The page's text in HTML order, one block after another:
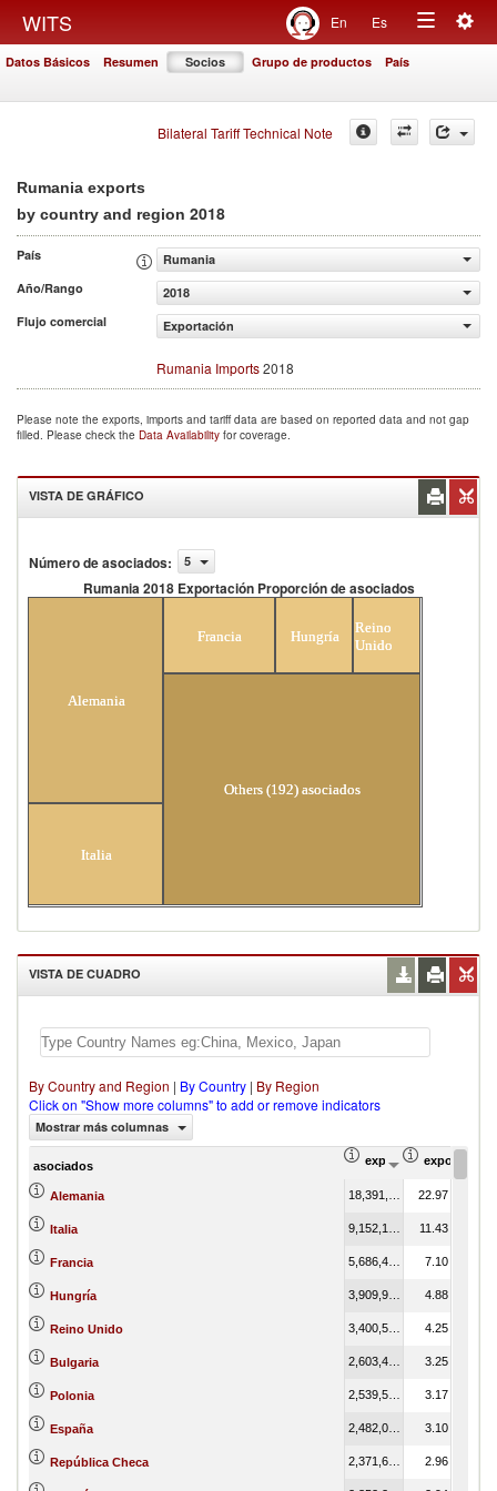
WITS En Es
Toggle
Datos Básicos Resumen Socios Grupo de productos País
Bilateral Tariff Technical Note
Rumania exports
by country and region 2018
País
Rumania
Año/Rango
2018
Flujo comercial
Exportación
Rumania Imports2018
Please note the exports, imports and tariff data are based on reported data and not gap
filled. Please check the Data Availability for coverage.
VISTA DE GRÁFICO
Número de asociados: 5
Rumania 2018 Exportación Proporción de asociados
Alemania
Italia
Francia Hungría
Reino
Unido
Others (192) asociados
VISTA DE CUADRO
By Country and Region | By Country | By Region
Click on "Show more columns" to add or remove indicators
Mostrar más columnas
asociados exportación Valor del
exportación
Alemania 22.97
Italia 11.43
Francia 7.10
Hungría 4.88
Reino Unido 4.25
Bulgaria 3.25
Polonia 3.17
España 3.10
República Checa 2.96